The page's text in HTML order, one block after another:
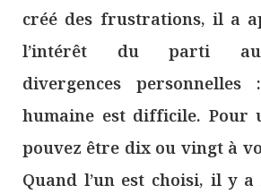
créé des frustrations, il a
l’intérêt du parti au-
divergences
humaine est difficile. Pour
pouvez être dix ou vingt à
Quand l’un est choisi, il y a